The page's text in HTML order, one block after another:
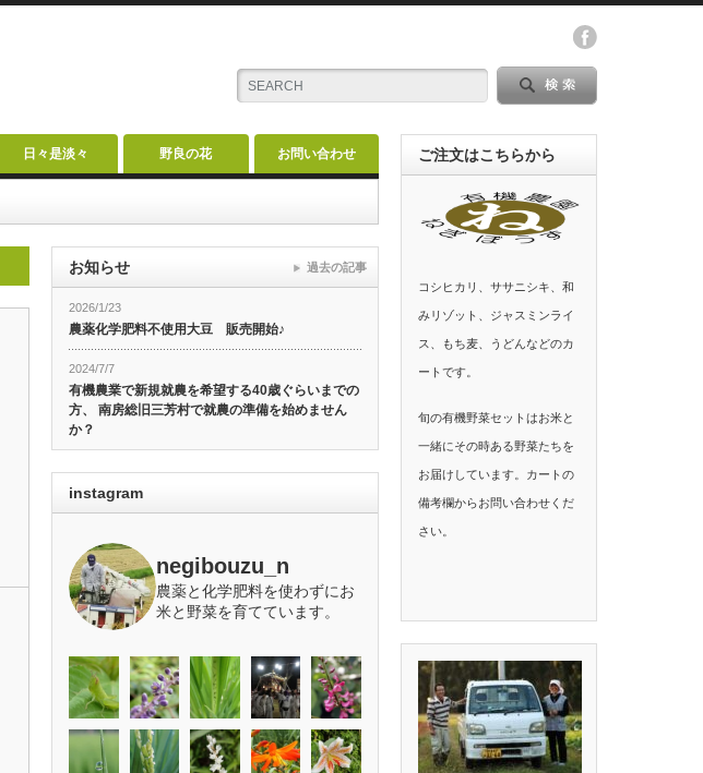
日々是淡々 野良の花 お問い合わせ
お知らせ
2026/1/23
農薬化学肥料不使用大豆 販売開始♪
2024/7/7
有機農業で新規就農を希望する40歳ぐらいまでの
方、 南房総旧三芳村で就農の準備を始めません
か？
過去の記事
instagram
negibouzu_n
農薬と化学肥料を使わずにお
米と野菜を育てています。
ご注文はこちらから
コシヒカリ、ササニシキ、和
みリゾット、ジャスミンライ
ス、もち麦、うどんなどのカ
ートです。
旬の有機野菜セットはお米と
一緒にその時ある野菜たちを
お届けしています。カートの
備考欄からお問い合わせくだ
さい。